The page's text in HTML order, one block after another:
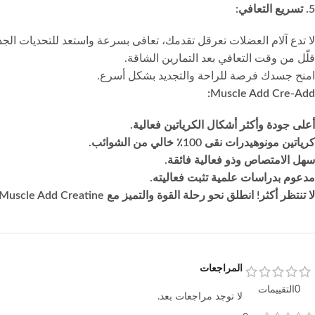
5. تسريع التعافي:
لا تدع آلام العضلات تعرقل تقدمك، تعافى بسرعة واستعد للتحديات
قلّل من وقت التعافي بعد التمارين الشاقة.
امنح جسدك فرصة للراحة والتجديد بشكل أسرع.
Muscle Add Cre-Add:
أعلى جودة وأكثر أشكال الكرياتين فعالية.
كرياتين مونوهيدرات نقى 100٪ خالي من الشوائب.
سهل الامتصاص وذو فعالية فائقة.
مدعوم بدراسات علمية تثبت فعاليته.
لا تنتظر أكثر! انطلق نحو رحلة القوة والتميز مع Muscle Add Creatine!
0التقييمات
المراجعات
لا توجد مراجعات بعد.